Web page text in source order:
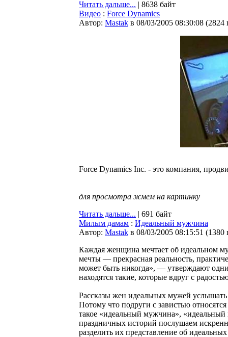
Читать дальше... | 8638 байт
Видео : Force Dynamics
Автор: Мastak в 08/03/2005 08:30:08 (2824
Force Dynamics Inc. - это компания,
для просмотра жмем на картинку
Читать дальше... | 691 байт
Милым дамам : Идеальный мужчина
Автор: Мastak в 08/03/2005 08:15:51 (1380
Каждая женщина мечтает об идеальном
мечты — прекрасная реальность,
может быть никогда», — утверждают
находятся такие, которые вдруг с
Рассказы жен идеальных мужей
Потому что подруги с завистью
такое «идеальный мужчина»,
праздничных историй послушаем
разделить их представление об